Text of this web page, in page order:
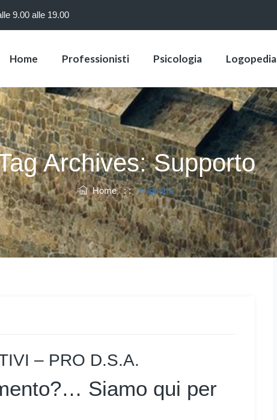
9.00 alle 19.00
Home Professionisti Psicologia Logopedia
Archives:Supporto
Home: :Supporto
– PRO D.S.A.
Siamo qui per